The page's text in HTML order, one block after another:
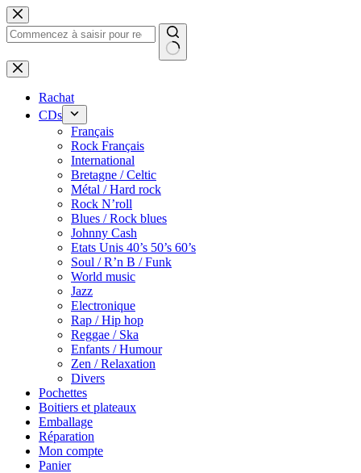
Passer
au
contenu
Rachat
CDs
Français
Rock Français
International
Bretagne / Celtic
Métal / Hard rock
Rock N’roll
Blues / Rock blues
Johnny Cash
Etats Unis 40’s 50’s 60’s
Soul / R’n B / Funk
World music
Jazz
Electronique
Rap / Hip hop
Reggae / Ska
Enfants / Humour
Zen / Relaxation
Divers
Pochettes
Boitiers et plateaux
Emballage
Réparation
Mon compte
Panier